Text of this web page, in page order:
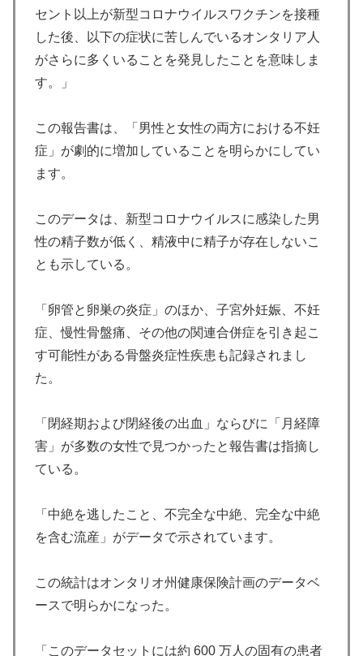
セント以上が新型コロナウイルスワクチンを接種
した後、以下の症状に苦しんでいるオンタリア人
がさらに多くいることを発見したことを意味しま
す。」
この報告書は、「男性と女性の両方における不妊
症」が劇的に増加していることを明らかにしてい
ます。
このデータは、新型コロナウイルスに感染した男
性の精子数が低く、精液中に精子が存在しないこ
とも示している。
「卵管と卵巣の炎症」のほか、子宮外妊娠、不妊
症、慢性骨盤痛、その他の関連合併症を引き起こ
す可能性がある骨盤炎症性疾患も記録されまし
た。
「閉経期および閉経後の出血」ならびに「月経障
害」が多数の女性で見つかったと報告書は指摘し
ている。
「中絶を逃したこと、不完全な中絶、完全な中絶
を含む流産」がデータで示されています。
この統計はオンタリオ州健康保険計画のデータベ
ースで明らかになった。
「このデータセットには約 600 万人の固有の患者